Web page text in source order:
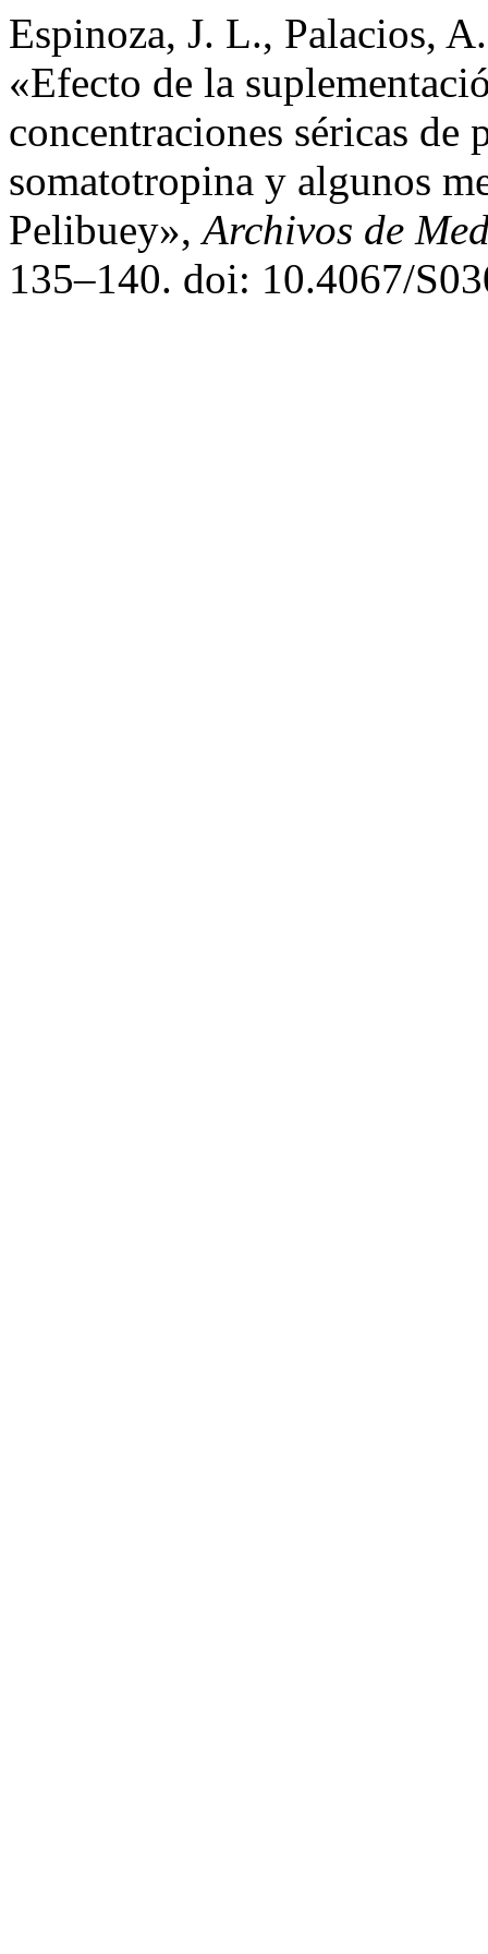
Espinoza, J. L., Palacios,
«Efecto de la
concentraciones séricas de
somatotropina y algunos
Pelibuey»,Archivos de
135–140. doi: 10.4067/